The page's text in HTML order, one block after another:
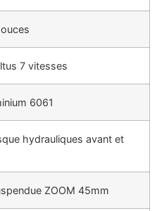
7 vitesses
6061
hydrauliques avant et
ZOOM 45mm